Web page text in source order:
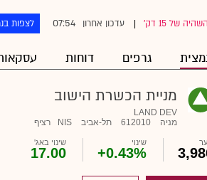
של 15 דק' עדכון אחרון 07:54 לצפות
גרפים דוחות
מניית הכשרת הישוב
LAND DEV
מניה
612010 תל-אביב NIS רציף
שינוי
+0.43%
שינוי באג'
17.00